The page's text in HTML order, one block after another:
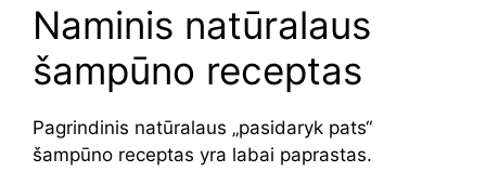
Naminis natūralaus
šampūno receptas
Pagrindinis natūralaus „pasidaryk pats“
šampūno receptas yra labai paprastas.